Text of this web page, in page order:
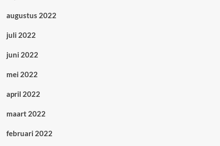
augustus 2022
juli 2022
juni 2022
mei 2022
april 2022
maart 2022
februari 2022